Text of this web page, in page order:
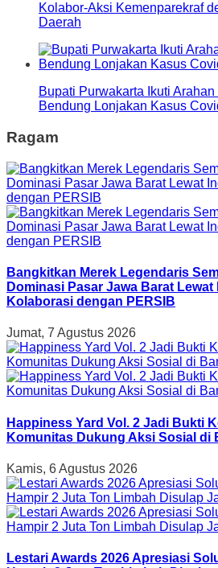
Kolabor-Aksi Kemenparekraf
Daerah
Bupati Purwakarta Ikuti
Bendung Lonjakan Kasus
Ragam
Bangkitkan Merek Legendaris
Dominasi Pasar Jawa Barat Lewat
Kolaborasi dengan PERSIB
Jumat, 7 Agustus 2026
Happiness Yard Vol. 2 Jadi Bukti
Komunitas Dukung Aksi Sosial di
Kamis, 6 Agustus 2026
Lestari Awards 2026 Apresiasi